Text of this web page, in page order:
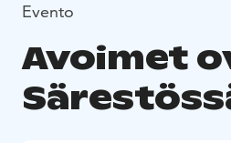
Evento
Avoimet